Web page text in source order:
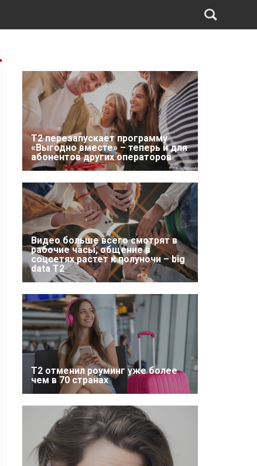
Т2 перезапускает программу
«Выгодно вместе» – теперь и для
абонентов других операторов
Видео больше всего смотрят в
рабочие часы, общение в
соцсетях растет к полуночи – big
data T2
Т2 отменил роуминг уже более
чем в 70 странах